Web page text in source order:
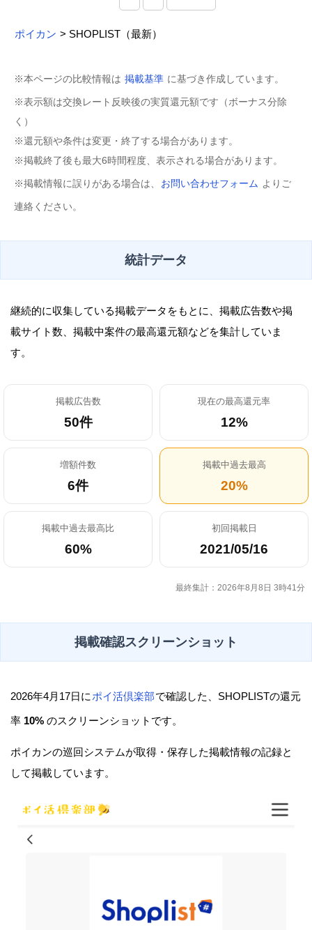
ポイカン > SHOPLIST（最新）
※本ページの比較情報は 掲載基準 に基づき作成しています。
※表示額は交換レート反映後の実質還元額です（ボーナス分除
く）
※還元額や条件は変更・終了する場合があります。
※掲載終了後も最大6時間程度、表示される場合があります。
※掲載情報に誤りがある場合は、 お問い合わせフォーム よりご
連絡ください。
統計データ
継続的に収集している掲載データをもとに、掲載広告数や掲
載サイト数、掲載中案件の最高還元額などを集計していま
す。
掲載広告数
50件
現在の最高還元率
12%
増額件数
6件
掲載中過去最高
20%
掲載中過去最高比
60%
初回掲載日
2021/05/16
最終集計：2026年8月8日 3時41分
掲載確認スクリーンショット
2026年4月17日に ポイ活倶楽部で確認した、SHOPLISTの還元
率 10% のスクリーンショットです。
ポイカンの巡回システムが取得・保存した掲載情報の記録と
して掲載しています。